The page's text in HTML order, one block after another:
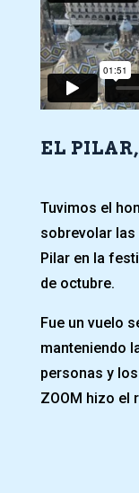
EL
Tuvimos el
sobrevolar las
Pilar en la
de octubre.
Fue un vuelo
manteniendo
personas y
ZOOM hizo el